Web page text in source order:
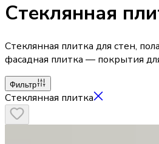
Стеклянная
Стеклянная плитка для стен,
фасадная плитка — покрытия
Фильтр
Стеклянная плитка